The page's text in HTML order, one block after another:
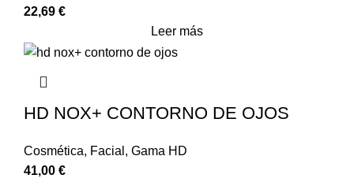
22,69 €
Leer más
HD NOX+ CONTORNO DE OJOS
Cosmética, Facial , Gama HD
41,00 €